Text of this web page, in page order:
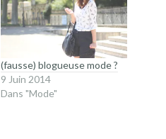
(fausse) blogueuse mode ?
9 Juin 2014
Dans "Mode"